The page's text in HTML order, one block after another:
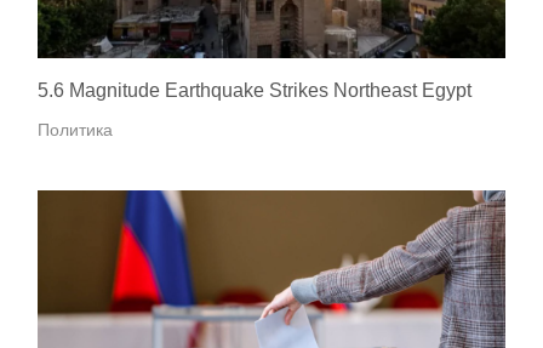
5.6 Magnitude Earthquake Strikes Northeast Egypt
Политика